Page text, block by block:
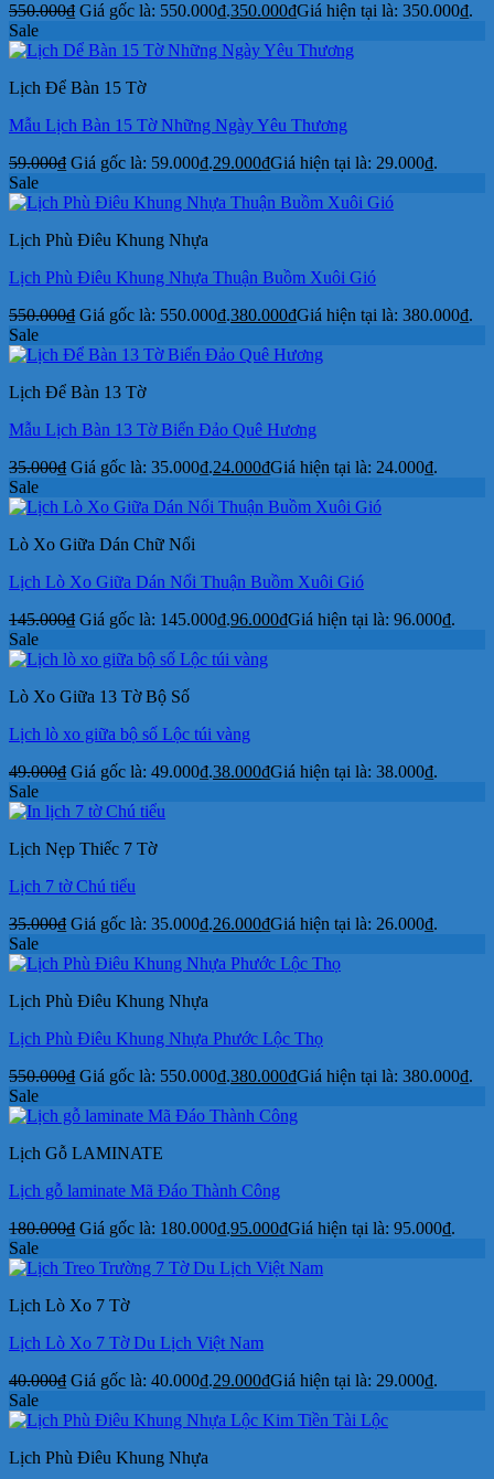
550.000₫ Giá gốc là: 550.000₫.350.000₫Giá hiện tại là: 350.000₫.
Sale
Lịch Để Bàn 15 Tờ
Mẫu Lịch Bàn 15 Tờ Những Ngày Yêu Thương
59.000₫ Giá gốc là: 59.000₫.29.000₫Giá hiện tại là: 29.000₫.
Sale
Lịch Phù Điêu Khung Nhựa
Lịch Phù Điêu Khung Nhựa Thuận Buồm Xuôi Gió
550.000₫ Giá gốc là: 550.000₫.380.000₫Giá hiện tại là: 380.000₫.
Sale
Lịch Để Bàn 13 Tờ
Mẫu Lịch Bàn 13 Tờ Biển Đảo Quê Hương
35.000₫ Giá gốc là: 35.000₫.24.000₫Giá hiện tại là: 24.000₫.
Sale
Lò Xo Giữa Dán Chữ Nổi
Lịch Lò Xo Giữa Dán Nổi Thuận Buồm Xuôi Gió
145.000₫ Giá gốc là: 145.000₫.96.000₫Giá hiện tại là: 96.000₫.
Sale
Lò Xo Giữa 13 Tờ Bộ Số
Lịch lò xo giữa bộ số Lộc túi vàng
49.000₫ Giá gốc là: 49.000₫.38.000₫Giá hiện tại là: 38.000₫.
Sale
Lịch Nẹp Thiếc 7 Tờ
Lịch 7 tờ Chú tiểu
35.000₫ Giá gốc là: 35.000₫.26.000₫Giá hiện tại là: 26.000₫.
Sale
Lịch Phù Điêu Khung Nhựa
Lịch Phù Điêu Khung Nhựa Phước Lộc Thọ
550.000₫ Giá gốc là: 550.000₫.380.000₫Giá hiện tại là: 380.000₫.
Sale
Lịch Gỗ LAMINATE
Lịch gỗ laminate Mã Đáo Thành Công
180.000₫ Giá gốc là: 180.000₫.95.000₫Giá hiện tại là: 95.000₫.
Sale
Lịch Lò Xo 7 Tờ
Lịch Lò Xo 7 Tờ Du Lịch Việt Nam
40.000₫ Giá gốc là: 40.000₫.29.000₫Giá hiện tại là: 29.000₫.
Sale
Lịch Phù Điêu Khung Nhựa